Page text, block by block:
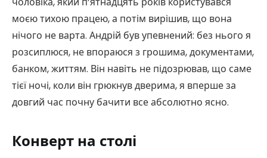
моєю тихою працею, а потім вирішив, що вона
нічого не варта. Андрій був упевнений: без нього я
розсиплюся, не впораюся з грошима, документами,
банком, життям. Він навіть не підозрював, що саме
тієї ночі, коли він грюкнув дверима, я вперше за
довгий час почну бачити все абсолютно ясно.
Конверт на столі